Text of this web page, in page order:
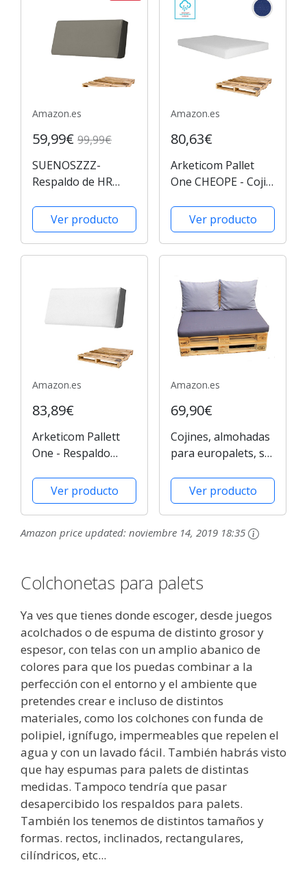
terrazas y jardines....
Amazon.es
59,99€ 99,99€
SUENOSZZZ-
Respaldo de HR
Enfundado en
Polipiel hidrofugo
Ceniza (Repelente al
Exterior e interior.
120 x 80 x 40 x 15...
Ver producto
Amazon.es
80,63€
Arketicom Pallet
One CHEOPE - Cojin
en Euro Palet con
tejido para Exterior
Impermeable y
interior Espuma de
Poliuretano...
Ver producto
Amazon.es
83,89€
Arketicom Pallett
One - Respaldo
hecho en Euro Palet
- Polipiel con Funda
Desenfundable y
Espuma de
para...
Ver producto
Amazon.es
69,90€
Cojines, almohadas
para europalets, set
Ver producto
Amazon price updated: noviembre 14, 2019 18:35
Colchonetas para palets
Ya ves que tienes donde escoger, desde juegos
acolchados o de espuma de distinto grosor y
espesor, con telas con un amplio abanico de
colores para que los puedas combinar a la
perfección con el entorno y el ambiente que
pretendes crear e incluso de distintos
materiales, como los colchones con funda de
polipiel, ignífugo, impermeables que repelen el
agua y con un lavado fácil. También habrás visto
que hay espumas para palets de distintas
medidas. Tampoco tendría que pasar
desapercibido los respaldos para palets.
También los tenemos de distintos tamaños y
formas. rectos, inclinados, rectangulares,
cilíndricos, etc...